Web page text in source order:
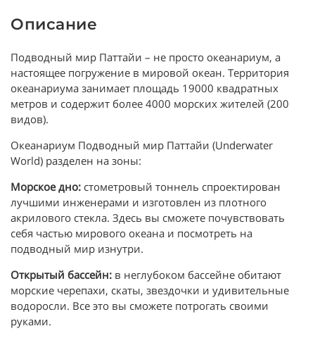
Описание
Подводный мир Паттайи – не просто океанариум, а
настоящее погружение в мировой океан. Территория
океанариума занимает площадь 19000 квадратных
метров и содержит более 4000 морских жителей (200
видов).
Океанариум Подводный мир Паттайи (Underwater
World) разделен на зоны:
Морское дно: стометровый тоннель спроектирован
лучшими инженерами и изготовлен из плотного
акрилового стекла. Здесь вы сможете почувствовать
себя частью мирового океана и посмотреть на
подводный мир изнутри.
Открытый бассейн: в неглубоком бассейне обитают
морские черепахи, скаты, звездочки и удивительные
водоросли. Все это вы сможете потрогать своими
руками.